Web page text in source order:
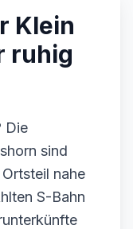
Klein
ruhig
Die
sind
nahe
S-Bahn